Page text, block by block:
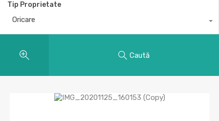
Tip Proprietate
Oricare
Caută